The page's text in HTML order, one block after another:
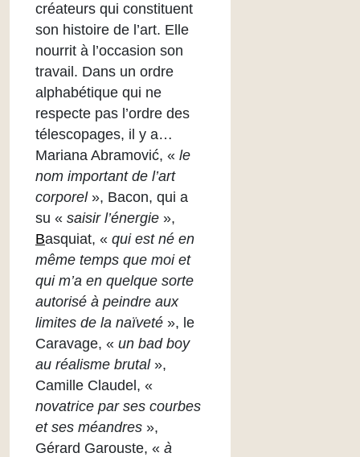
créateurs qui constituent
son histoire de l’art. Elle
nourrit à l’occasion son
travail. Dans un ordre
alphabétique qui ne
respecte pas l’ordre des
télescopages, il y a…
Mariana Abramović, « le
nom important de l’art
corporel», Bacon, qui a
su « saisir l’énergie »,
Basquiat, « qui est né en
même temps que moi et
qui m’a en quelque sorte
autorisé à peindre aux
limites de la naïveté », le
Caravage, « un bad boy
au réalisme brutal»,
Camille Claudel, «
novatrice par ses courbes
et ses méandres »,
Gérard Garouste, « à